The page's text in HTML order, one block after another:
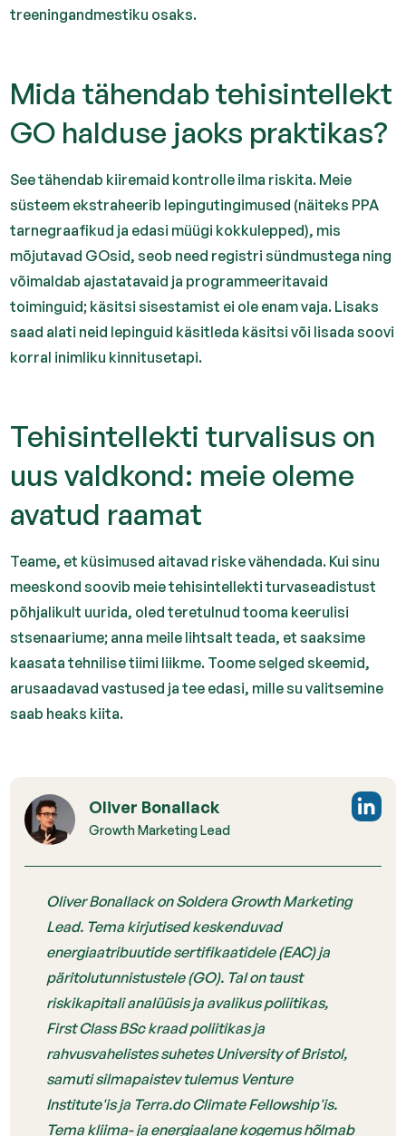
treeningandmestiku osaks.
Mida tähendab tehisintellekt
GO halduse jaoks praktikas?
See tähendab kiiremaid kontrolle ilma riskita. Meie
süsteem ekstraheerib lepingutingimused (näiteks PPA
tarnegraafikud ja edasi müügi kokkulepped), mis
mõjutavad GOsid, seob need registri sündmustega ning
võimaldab ajastatavaid ja programmeeritavaid
toiminguid; käsitsi sisestamist ei ole enam vaja. Lisaks
saad alati neid lepinguid käsitleda käsitsi või lisada soovi
korral inimliku kinnitusetapi.
Tehisintellekti turvalisus on
uus valdkond: meie oleme
avatud raamat
Teame, et küsimused aitavad riske vähendada. Kui sinu
meeskond soovib meie tehisintellekti turvaseadistust
põhjalikult uurida, oled teretulnud tooma keerulisi
stsenaariume; anna meile lihtsalt teada, et saaksime
kaasata tehnilise tiimi liikme. Toome selged skeemid,
arusaadavad vastused ja tee edasi, mille su valitsemine
saab heaks kiita.
Oliver Bonallack
Growth Marketing Lead
Oliver Bonallack on Soldera Growth Marketing
Lead. Tema kirjutised keskenduvad
energiaatribuutide sertifikaatidele (EAC) ja
päritolutunnistustele (GO). Tal on taust
riskikapitali analüüsis ja avalikus poliitikas,
First Class BSc kraad poliitikas ja
rahvusvahelistes suhetes University of Bristol,
samuti silmapaistev tulemus Venture
Institute'is ja Terra.do Climate Fellowship'is.
Tema kliima- ja energiaalane kogemus hõlmab